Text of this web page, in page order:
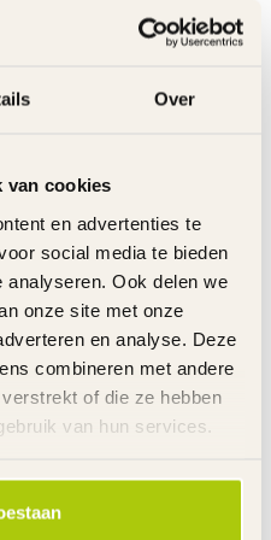
Over
van cookies
en advertenties te
social media te bieden
Ook delen we
onze site met onze
en analyse. Deze
combineren met andere
of die ze hebben
van hun services.
€124,95
€99,95
€74,95
€19,95